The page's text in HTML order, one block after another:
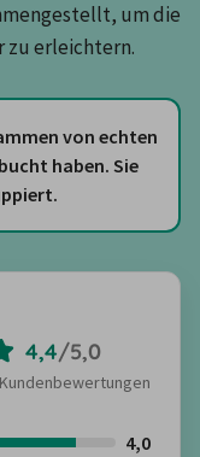
um die
zu erleichtern.
von echten
haben. Sie
4,4/5,0
4,0